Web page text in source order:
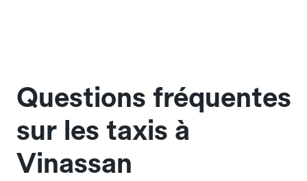
Questions fréquentes
sur les taxis à
Vinassan